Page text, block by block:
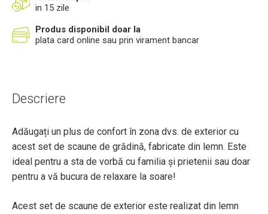
in 15 zile
Produs disponibil doar la
plata card online sau prin virament bancar
Descriere
Adăugați un plus de confort în zona dvs. de exterior cu
acest set de scaune de grădină, fabricate din lemn. Este
ideal pentru a sta de vorbă cu familia și prietenii sau doar
pentru a vă bucura de relaxare la soare!
Acest set de scaune de exterior este realizat din lemn